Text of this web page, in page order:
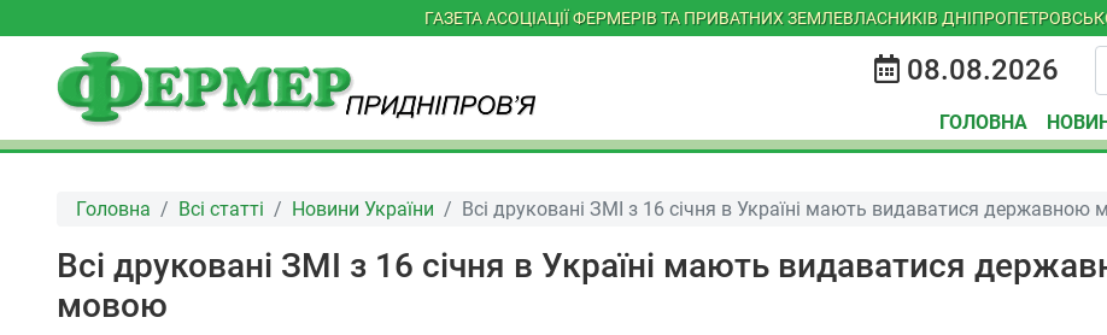
ГАЗЕТА АСОЦІАЦІЇ ФЕРМЕРІВ ТА ПРИВАТНИХ ЗЕМЛЕВЛАСНИКІВ
08.08.2026
ГОЛОВНА
Головна Всі статті Новини України Всі друковані ЗМІ з 16 січня в Україні мають видаватися державною
Всі друковані ЗМІ з 16 січня в Україні мають видаватися
мовою